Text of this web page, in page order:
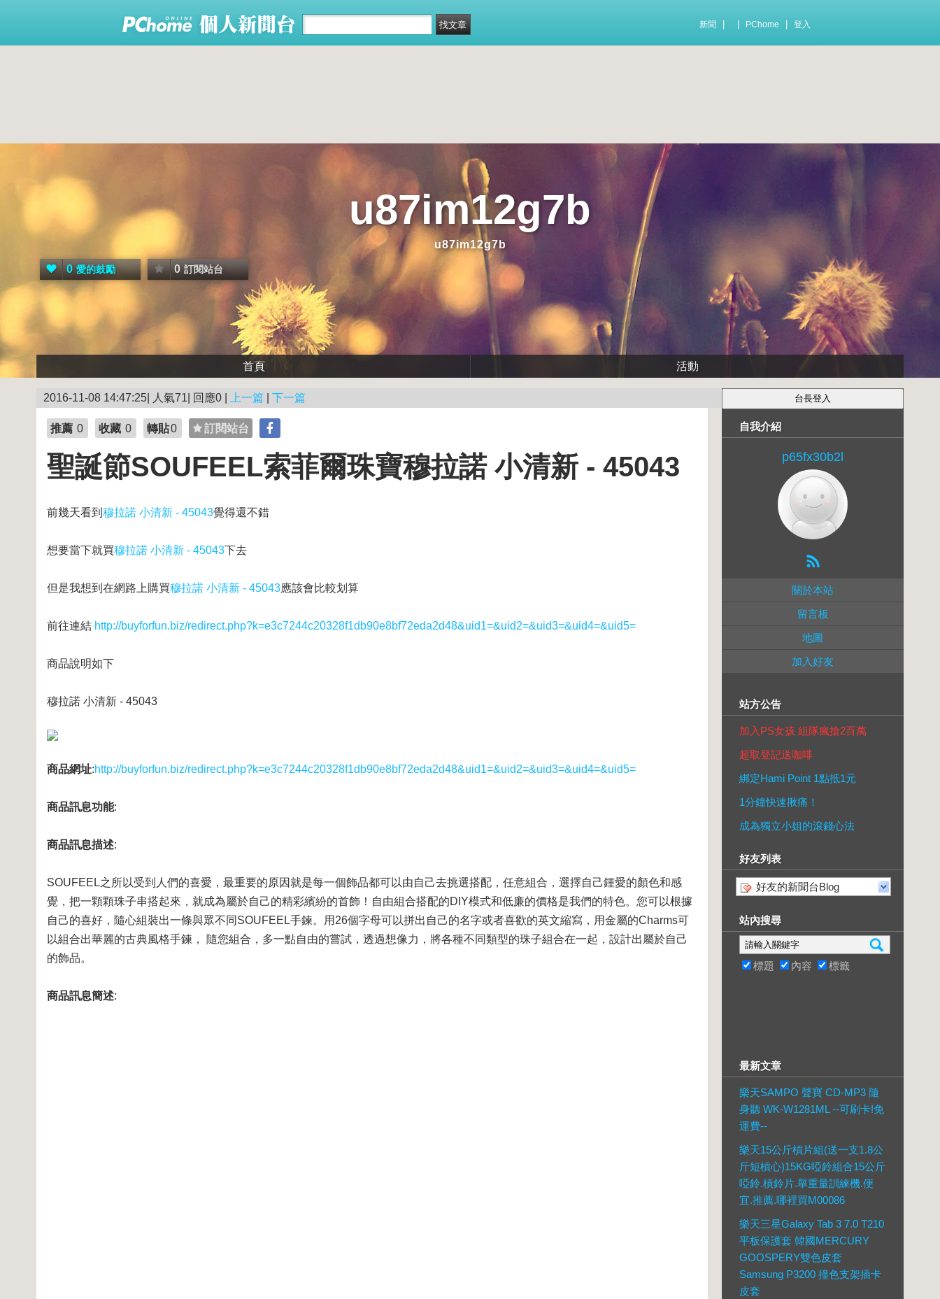
新聞 PChome 登入
u87im12g7b
u87im12g7b
0 愛的鼓勵 0 訂閱站台
首頁 活動
2016-11-08 14:47:25| 人氣71| 回應0 | 上一篇 下一篇
推薦 0 收藏 0 轉貼0 訂閱站台
聖誕節SOUFEEL索菲爾珠寶穆拉諾 小清新 - 45043
前幾天看到 穆拉諾 小清新 - 45043覺得還不錯
想要當下就買穆拉諾 小清新 - 45043下去
但是我想到在網路上購買穆拉諾 小清新 - 45043應該會比較划算
前往連結 http://buyforfun.biz/redirect.php?k=e3c7244c20328f1db90e8bf72eda2d48&uid1=&uid2=&uid3=&uid4=&uid5=
商品說明如下
穆拉諾 小清新 - 45043
商品網址:http://buyforfun.biz/redirect.php?k=e3c7244c20328f1db90e8bf72eda2d48&uid1=&uid2=&uid3=&uid4=&uid5=
商品訊息功能:
商品訊息描述:
SOUFEEL之所以受到人們的喜愛，最重要的原因就是每一個飾品都可以由自己去挑選搭配，任意組合，選擇自己鍾愛的顏色和感
覺，把一顆顆珠子串搭起來，就成為屬於自己的精彩繽紛的首飾！自由組合搭配的DIY模式和低廉的價格是我們的特色。您可以根據
自己的喜好，隨心組裝出一條與眾不同SOUFEEL手鍊。用26個字母可以拼出自己的名字或者喜歡的英文縮寫，用金屬的Charms可
以組合出華麗的古典風格手鍊， 隨您組合，多一點自由的嘗試，透過想像力，將各種不同類型的珠子組合在一起，設計出屬於自己
的飾品。
商品訊息簡述:
自我介紹
p65fx30b2l
關於本站
留言板
地圖
加入好友
站方公告
加入PS女孩 組隊瘋搶2百萬
超取登記送咖啡
綁定Hami Point 1點抵1元
1分鐘快速揪痛！
成為獨立小姐的滾錢心法
好友列表
好友的新聞台Blog
站內搜尋
標題 內容 標籤
最新文章
樂天SAMPO 聲寶 CD-MP3 隨
身聽 WK-W1281ML --可刷卡!免
運費--
樂天15公斤槓片組(送一支1.8公
斤短槓心)15KG啞鈴組合15公斤
啞鈴.槓鈴片.舉重量訓練機.便
宜.推薦.哪裡買M00086
樂天三星Galaxy Tab 3 7.0 T210
平板保護套 韓國MERCURY
GOOSPERY雙色皮套
Samsung P3200 撞色支架插卡
皮套